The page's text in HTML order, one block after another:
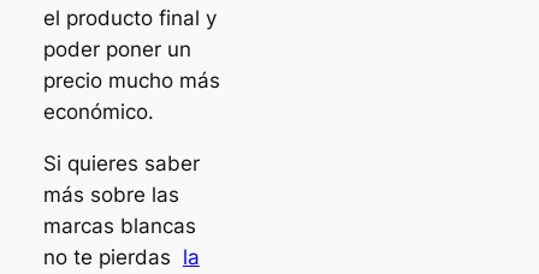
el producto final y
poder poner un
precio mucho más
económico.
Si quieres saber
más sobre las
marcas blancas
no te pierdas la